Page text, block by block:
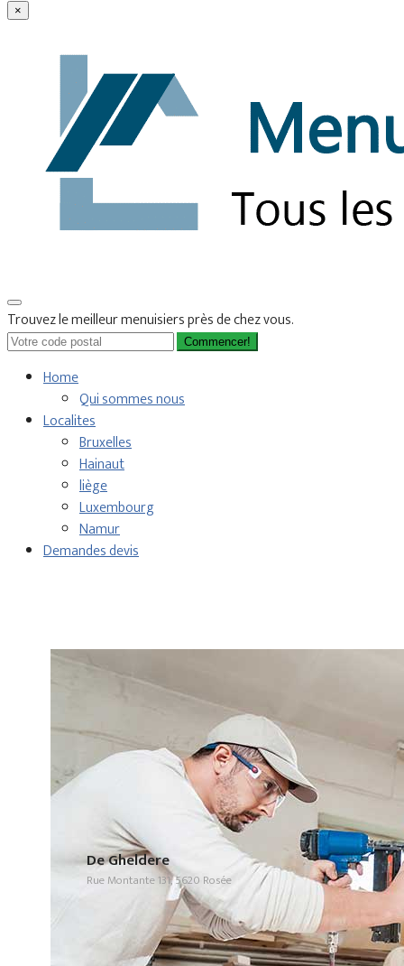
×
Trouvez le meilleur menuisiers près de chez vous.
Commencer!
Home
Qui sommes nous
Localites
Bruxelles
Hainaut
liège
Luxembourg
Namur
Demandes devis
De Gheldere
Rue Montante 131, 5620 Rosée